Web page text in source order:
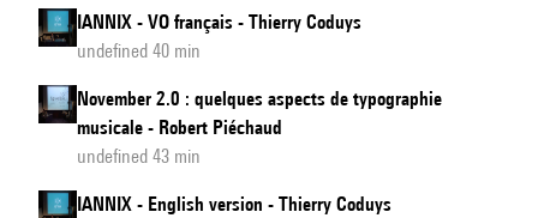
IANNIX - VO français - Thierry Coduys
undefined 40 min
November 2.0 : quelques aspects de typographie
musicale - Robert Piéchaud
undefined 43 min
IANNIX - English version - Thierry Coduys